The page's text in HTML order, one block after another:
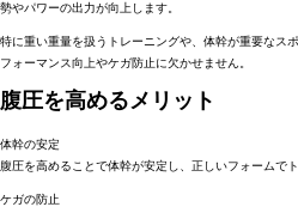
勢やパワーの出力が向上 します。
特に重い重量を扱うトレーニングや、体幹が重要なス
フォーマンス向上やケガ防止に欠かせません。
腹圧を高めるメリット
体幹の安定
腹圧を高めることで体幹が安定し、正しいフォームで
ケガの防止